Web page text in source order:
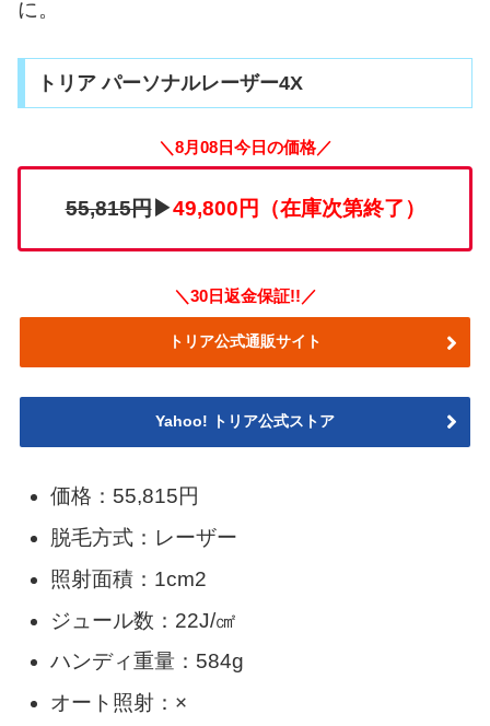
に。
トリア パーソナルレーザー4X
＼8月08日今日の価格／
55,815円▶49,800円（在庫次第終了）
＼30日返金保証!!／
トリア公式通販サイト
Yahoo! トリア公式ストア
価格：55,815円
脱毛方式：レーザー
照射面積：1cm2
ジュール数：22J/㎠
ハンディ重量：584g
オート照射：×